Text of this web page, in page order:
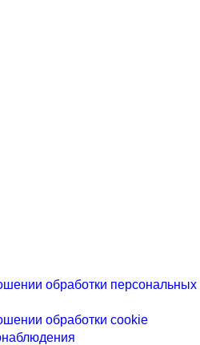
обработки персональных
обработки cookie